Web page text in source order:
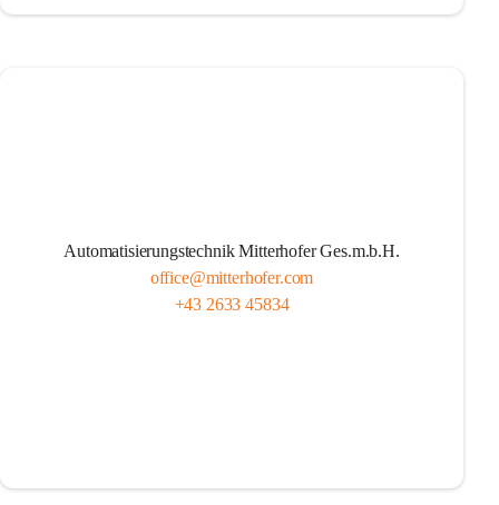
Automatisierungstechnik Mitterhofer Ges.m.b.H.
office@mitterhofer.com
+43 2633 45834